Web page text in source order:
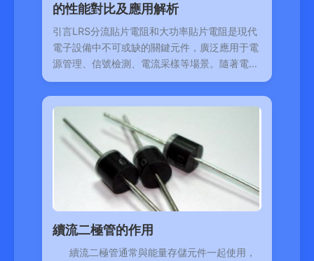
的性能對比及應用解析
引言LRS分流貼片電阻和大功率貼片電阻是現代
電子設備中不可或缺的關鍵元件，廣泛應用于電
源管理、信號檢測、電流采樣等場景。隨著電子
設備向小型
續流二極管的作用
續流二極管通常與能量存儲元件一起使用，